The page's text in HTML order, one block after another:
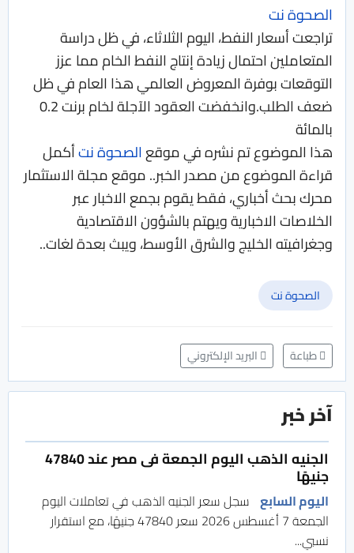
الصحوة نت
تراجعت أسعار النفط، اليوم الثلاثاء، في ظل دراسة
المتعاملين احتمال زيادة إنتاج النفط الخام مما عزز
التوقعات بوفرة المعروض العالمي هذا العام في ظل
ضعف الطلب.وانخفضت العقود الآجلة لخام برنت 0.2
بالمائة
هذا الموضوع تم نشره في موقعالصحوة نتأكمل
قراءة الموضوع من مصدر الخبر.. موقع مجلة الاستثمار
محرك بحث أخباري، فقط يقوم بجمع الاخبار عبر
الخلاصات الاخبارية ويهتم بالشؤون الاقتصادية
وجغرافيته الخليج والشرق الأوسط، ويبث بعدة لغات..
الصحوة نت
طباعة البريد الإلكتروني
آخر خبر
الجنيه الذهب اليوم الجمعة فى مصر عند 47840
جنيهًا
اليوم السابع سجل سعر الجنيه الذهب في تعاملات اليوم
الجمعة 7 أغسطس 2026 سعر 47840 جنيهًا، مع استقرار
نسبي...